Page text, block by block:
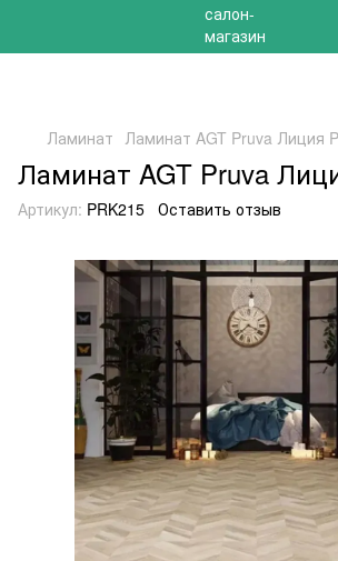
Ламинат Ламинат AGT Pruva Лиция
Ламинат AGT Pruva
Артикул: PRK215 Оставить отзыв